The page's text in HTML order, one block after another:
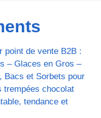
point de vente B2B :
– Glaces en Gros –
Bacs et Sorbets pour
trempées chocolat
tendance et